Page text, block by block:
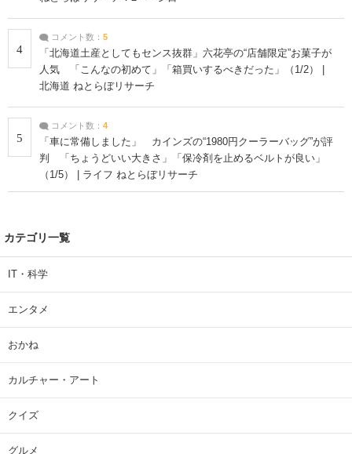
4
コメント数： 5
「北海道土産としてもセンス抜群」六花亭の“店舗限定”お菓子が
人気 「こんなの初めて」「箱買いするべきだった」（1/2） |
北海道 ねとらぼリサーチ
5
コメント数： 4
「車に常備しました」 カインズの“1980円クーラーバッグ”が評
判 「ちょうどいい大きさ」「保冷剤を止めるベルトが良い」
（1/5） | ライフ ねとらぼリサーチ
カテゴリ一覧
IT・科学
エンタメ
おかね
カルチャー・アート
クイズ
グルメ